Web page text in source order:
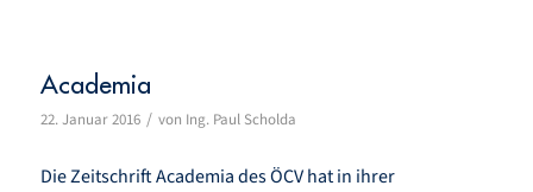
Academia
22. Januar 2016 / von Ing. Paul Scholda
Die Zeitschrift Academia des ÖCV hat in ihrer